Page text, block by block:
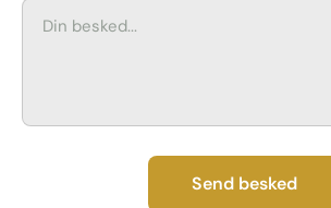
Send besked